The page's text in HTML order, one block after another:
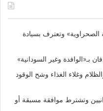
الصحراوية» وتعترف بسيادة
وغير السودانية»
وغلاء الغذاء وشح الوقود
وتشترط موافقة مسبقة أو